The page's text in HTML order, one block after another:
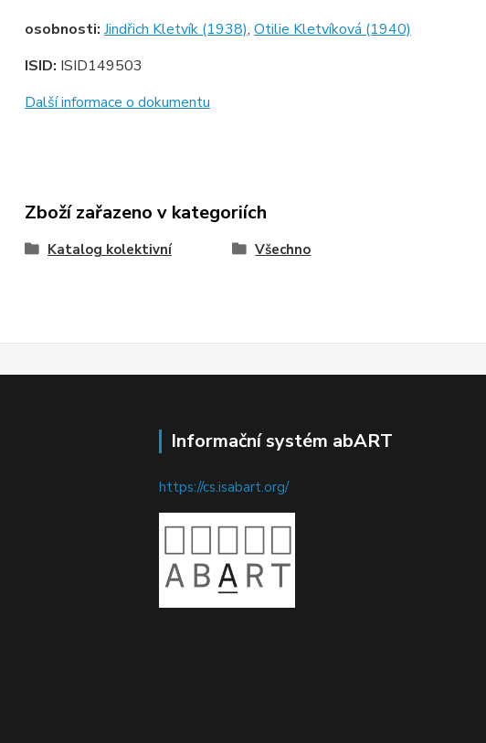
osobnosti: Jindřich Kletvík (1938), Otilie Kletvíková (1940)
ISID: ISID149503
Další informace o dokumentu
Zboží zařazeno v kategoriích
Katalog kolektivní Všechno
Informační systém abART
https://cs.isabart.org/